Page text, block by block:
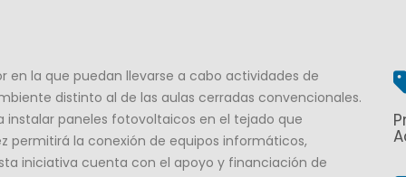
la que puedan llevarse a cabo actividades de
distinto al de las aulas cerradas convencionales.
instalar paneles fotovoltaicos en el tejado que
permitirá la conexión de equipos informáticos,
iniciativa cuenta con el apoyo y financiación de